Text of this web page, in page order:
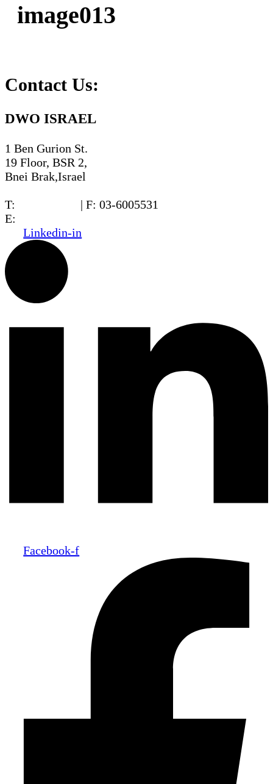
image013
Contact Us:
DWO ISRAEL
1 Ben Gurion St.
19 Floor, BSR 2,
Bnei Brak,Israel
T:
| F: 03-6005531
E:
Linkedin-in
Facebook-f